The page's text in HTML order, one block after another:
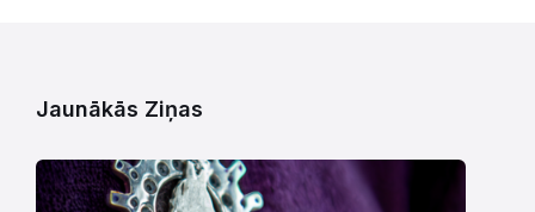
Jaunākās Ziņas